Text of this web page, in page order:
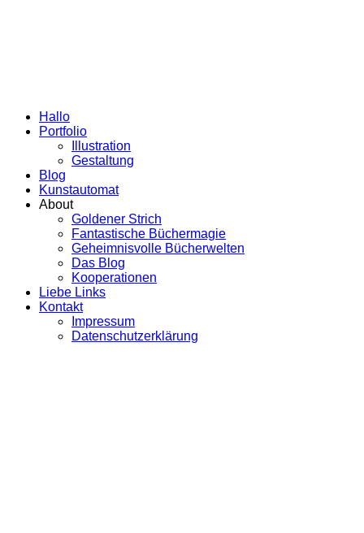
Hallo
Portfolio
Illustration
Gestaltung
Blog
Kunstautomat
About
Goldener Strich
Fantastische Büchermagie
Geheimnisvolle Bücherwelten
Das Blog
Kooperationen
Liebe Links
Kontakt
Impressum
Datenschutzerklärung